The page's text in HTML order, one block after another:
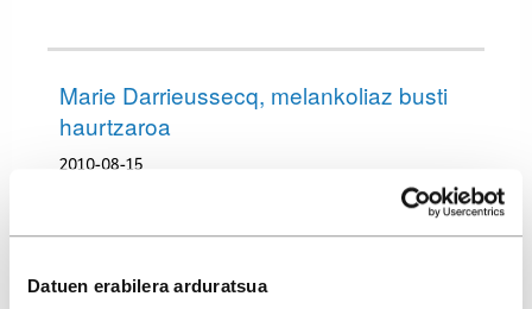
Datuen erabilera arduratsua
Marie Darrieussecq, melankoliaz busti
haurtzaroa
2010-08-15
"junglan" jolasten hazia